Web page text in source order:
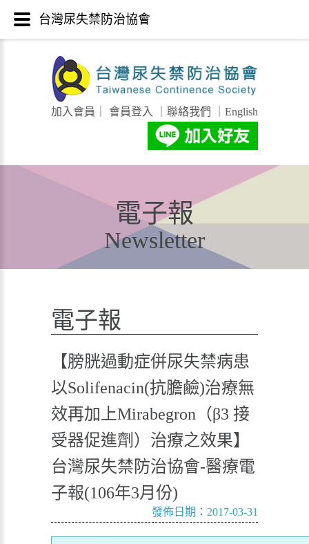
加入會員 會員登入 聯絡我們 English
電子報
Newsletter
電子報
【膀胱過動症併尿失禁病患
以Solifenacin(抗膽鹼)治療無
效再加上Mirabegron（β3 接
受器促進劑）治療之效果】
台灣尿失禁防治協會-醫療電
子報(106年3月份)
發佈日期：2017-03-31
台灣尿失禁防治協會